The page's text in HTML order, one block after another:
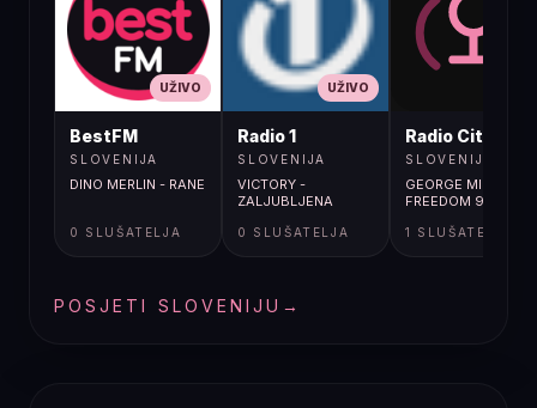
UŽIVO
BestFM
SLOVENIJA
DINO MERLIN - RANE
0 SLUŠATELJA
UŽIVO
Radio 1
SLOVENIJA
VICTORY -
ZALJUBLJENA
0 SLUŠATELJA
Radio City
SLOVENIJA
GEORGE MICHAEL /
FREEDOM 90
1 SLUŠATELJA
POSJETI SLOVENIJU →